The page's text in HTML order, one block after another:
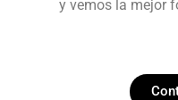
y vemos la mejor